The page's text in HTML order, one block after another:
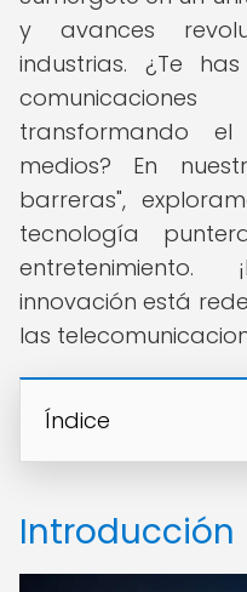
y avances
industrias. ¿Te
transformando
medios? En
barreras",
tecnología
innovación está
las
Índice
Introducción